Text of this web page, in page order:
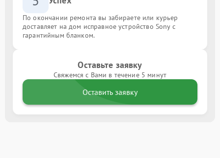
По окончании ремонта вы забираете или курьер
доставляет на дом исправное устройство Sony с
гарантийным бланком.
Оставьте заявку
Свяжемся с Вами в течение 5 минут
Оставить заявку